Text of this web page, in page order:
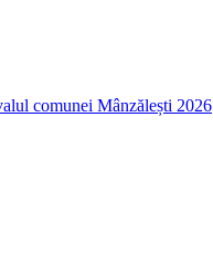
comunei Mânzălești 2026